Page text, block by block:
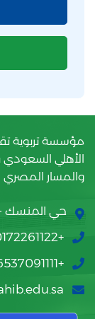
مؤسسة تربوية
الأهلي السعودي
والمسار المصري
حي المنسك -
+0172261122
+966537091111